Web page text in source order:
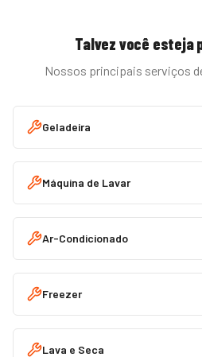
Talvez você esteja
Nossos principais serviços
Geladeira
Máquina de Lavar
Ar-Condicionado
Freezer
Lava e Seca